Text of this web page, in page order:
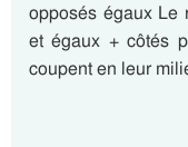
opposés égaux Le
et égaux + côtés
coupent en leur